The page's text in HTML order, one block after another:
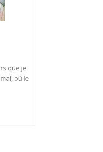
que je
où le